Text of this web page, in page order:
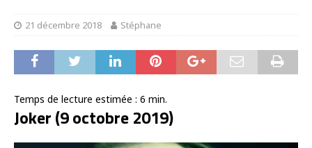
21 décembre 2018 Stéphane
Temps de lecture estimée : 6 min.
Joker (9 octobre 2019)